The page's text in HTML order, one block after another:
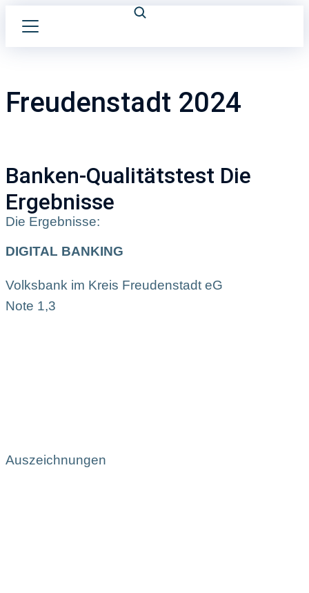
Freudenstadt 2024
Banken-Qualitätstest Die
Ergebnisse
Die Ergebnisse:
DIGITAL BANKING
Volksbank im Kreis Freudenstadt eG
Note 1,3
Auszeichnungen